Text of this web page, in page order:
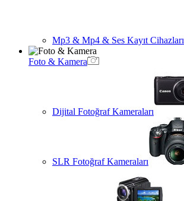
Mp3 & Mp4 & Ses Kayıt Cihazları
Foto & Kamera
Dijital Fotoğraf Kameraları
SLR Fotoğraf Kameraları